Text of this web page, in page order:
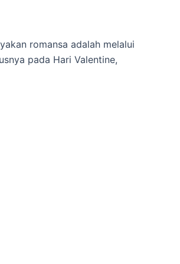
romansa adalah melalui
pada Hari Valentine,